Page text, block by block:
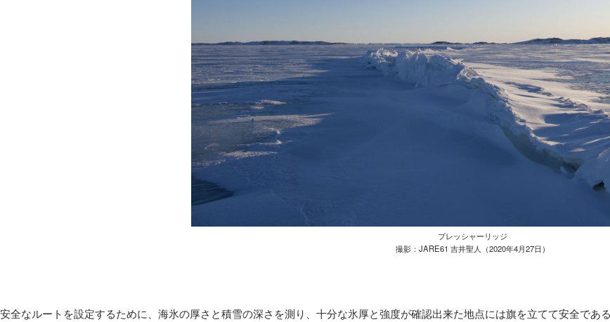
プレッシャーリッジ
撮影：JARE61 吉井聖人（2020年4月27日）
安全なルートを設定するために、海氷の厚さと積雪の深さを測り、十分な氷厚と強度が確認出来た地点には旗を立てて安全であ